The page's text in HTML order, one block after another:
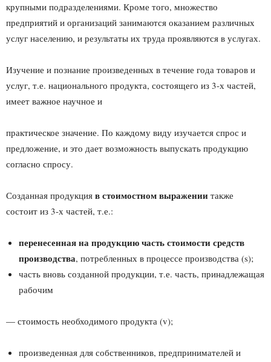
крупными подразделениями. Кроме того, множество
предприятий и организаций занимаются оказанием различных
услуг населению, и результаты их труда проявляются в услугах.
Изучение и познание произведенных в течение года товаров и
услуг, т.е. национального продукта, состоящего из 3-х частей,
имеет важное научное и
практическое значение. По каждому виду изучается спрос и
предложение, и это дает возможность выпускать продукцию
согласно спросу.
Созданная продукция в стоимостном выражении также
состоит из 3-х частей, т.е.:
перенесенная на продукцию часть стоимости средств
производства, потребленных в процессе производства (s);
часть вновь созданной продукции, т.е. часть, принадлежащая
рабочим
— стоимость необходимого продукта (v);
произведенная для собственников, предпринимателей и